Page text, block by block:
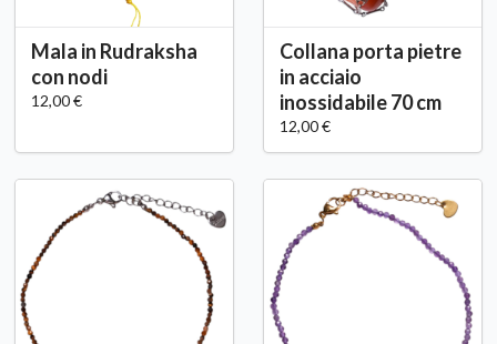
Mala in Rudraksha
con nodi
12,00 €
Collana porta pietre
in acciaio
inossidabile 70 cm
12,00 €